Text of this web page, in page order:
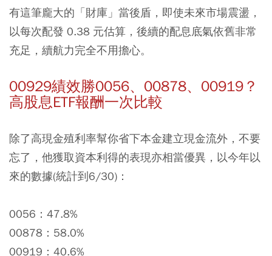
有這筆龐大的「財庫」當後盾，即使未來市場震盪，
以每次配發 0.38 元估算，後續的配息底氣依舊非常
充足，續航力完全不用擔心。
00929績效勝0056、00878、00919？
高股息ETF報酬一次比較
除了高現金殖利率幫你省下本金建立現金流外，不要
忘了，他獲取資本利得的表現亦相當優異，以今年以
來的數據(統計到6/30)：
0056：47.8%
00878：58.0%
00919：40.6%